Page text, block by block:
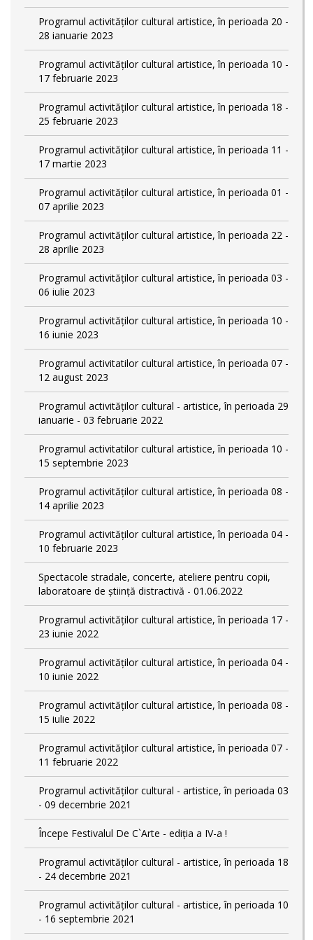
Programul activităților cultural artistice, în perioada 20 -
28 ianuarie 2023
Programul activităților cultural artistice, în perioada 10 -
17 februarie 2023
Programul activităților cultural artistice, în perioada 18 -
25 februarie 2023
Programul activităților cultural artistice, în perioada 11 -
17 martie 2023
Programul activităților cultural artistice, în perioada 01 -
07 aprilie 2023
Programul activităților cultural artistice, în perioada 22 -
28 aprilie 2023
Programul activităților cultural artistice, în perioada 03 -
06 iulie 2023
Programul activităților cultural artistice, în perioada 10 -
16 iunie 2023
Programul activitatilor cultural artistice, în perioada 07 -
12 august 2023
Programul activităților cultural - artistice, în perioada 29
ianuarie - 03 februarie 2022
Programul activitatilor cultural artistice, în perioada 10 -
15 septembrie 2023
Programul activităților cultural artistice, în perioada 08 -
14 aprilie 2023
Programul activităților cultural artistice, în perioada 04 -
10 februarie 2023
Spectacole stradale, concerte, ateliere pentru copii,
laboratoare de știință distractivă - 01.06.2022
Programul activităților cultural artistice, în perioada 17 -
23 iunie 2022
Programul activităților cultural artistice, în perioada 04 -
10 iunie 2022
Programul activităților cultural artistice, în perioada 08 -
15 iulie 2022
Programul activităților cultural artistice, în perioada 07 -
11 februarie 2022
Programul activităților cultural - artistice, în perioada 03
- 09 decembrie 2021
Începe Festivalul De C`Arte - ediția a IV-a !
Programul activităților cultural - artistice, în perioada 18
- 24 decembrie 2021
Programul activităților cultural - artistice, în perioada 10
- 16 septembrie 2021